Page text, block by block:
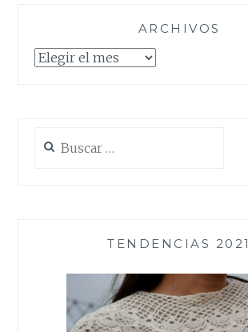
ARCHIVOS
Archivos
TENDENCIAS 2021